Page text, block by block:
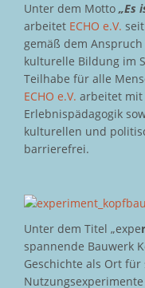
Unter dem Motto „Es
arbeitet ECHO e.V.
gemäß dem
kulturelle Bildung im
Teilhabe für alle
ECHO e.V. arbeitet mit
Erlebnispädagogik
kulturellen und
barrierefrei.
Unter dem Titel „expe
spannende Bauwerk
Geschichte als Ort